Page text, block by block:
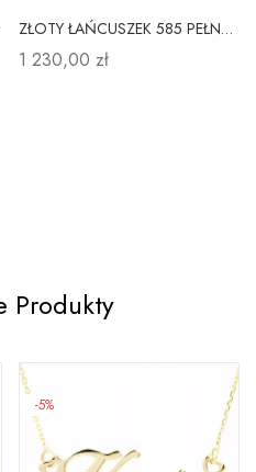
ZŁOTY ŁAŃCUSZEK 585 PEŁNA PANCERKA 45cm
1 230,00 zł
Produkty
-5%